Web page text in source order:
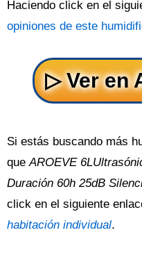
Haciendo click en el
opiniones de este
Si estás buscando más
queAROEVE
Duración 60h 25dB
click en el siguiente
habitación individual.